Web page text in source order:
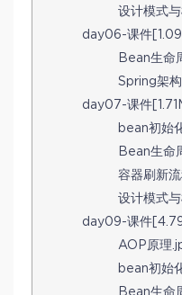
设计模式
day06-课件
Bean生命
Spring架
day07-课件
bean初始
Bean生命
容器刷新
设计模式
day09-课件
AOP原理
bean初始
Bean生命